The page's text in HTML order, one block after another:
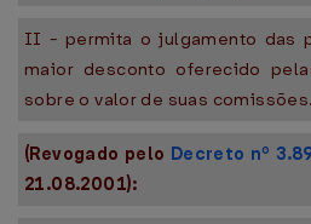
II - permita o julgamento das
maior desconto oferecido
sobre o valor de suas comissões.
(Revogado pelo Decreto nº
21.08.2001):